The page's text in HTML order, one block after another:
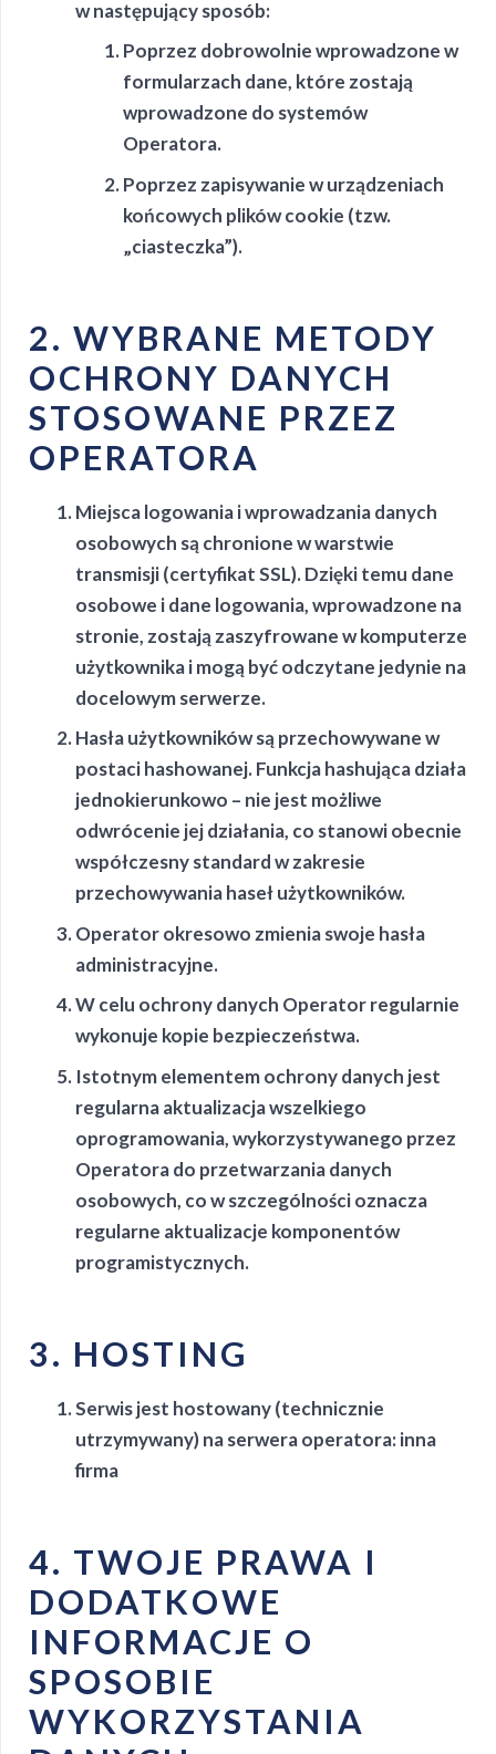
w następujący sposób:
Poprzez dobrowolnie wprowadzone w
formularzach dane, które zostają
wprowadzone do systemów
Operatora.
Poprzez zapisywanie w urządzeniach
końcowych plików cookie (tzw.
„ciasteczka”).
2. WYBRANE METODY
OCHRONY DANYCH
STOSOWANE PRZEZ
OPERATORA
Miejsca logowania i wprowadzania danych
osobowych są chronione w warstwie
transmisji (certyfikat SSL). Dzięki temu dane
osobowe i dane logowania, wprowadzone na
stronie, zostają zaszyfrowane w komputerze
użytkownika i mogą być odczytane jedynie na
docelowym serwerze.
Hasła użytkowników są przechowywane w
postaci hashowanej. Funkcja hashująca działa
jednokierunkowo – nie jest możliwe
odwrócenie jej działania, co stanowi obecnie
współczesny standard w zakresie
przechowywania haseł użytkowników.
Operator okresowo zmienia swoje hasła
administracyjne.
W celu ochrony danych Operator regularnie
wykonuje kopie bezpieczeństwa.
Istotnym elementem ochrony danych jest
regularna aktualizacja wszelkiego
oprogramowania, wykorzystywanego przez
Operatora do przetwarzania danych
osobowych, co w szczególności oznacza
regularne aktualizacje komponentów
programistycznych.
3. HOSTING
Serwis jest hostowany (technicznie
utrzymywany) na serwera operatora: inna
firma
4. TWOJE PRAWA I
DODATKOWE
INFORMACJE O
SPOSOBIE
WYKORZYSTANIA